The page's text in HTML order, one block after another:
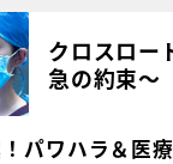
クロスロー
急の約束～
パワハラ＆医